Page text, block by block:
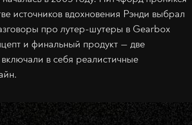
источников вдохновения Рэнди выбрал
про лутер-шутеры в Gearbox
и финальный продукт — две
в себя реалистичные